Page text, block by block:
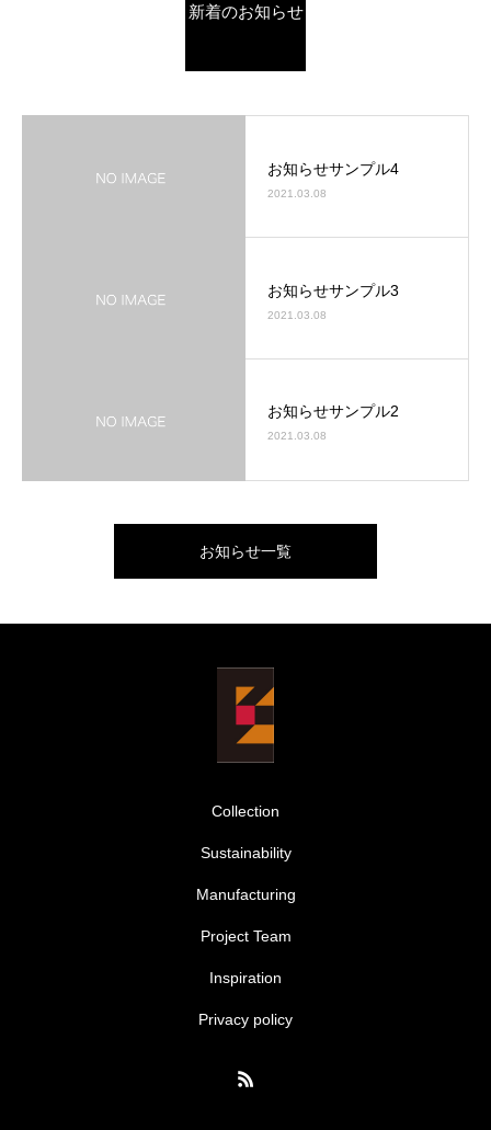
新着のお知らせ
お知らせサンプル4
2021.03.08
お知らせサンプル3
2021.03.08
お知らせサンプル2
2021.03.08
お知らせ一覧
Collection
Sustainability
Manufacturing
Project Team
Inspiration
Privacy policy